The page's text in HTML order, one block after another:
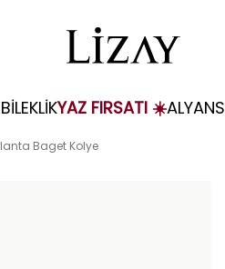
BİLEKLİKYAZ FIRSATI ☀️ALYANS
Baget Kolye